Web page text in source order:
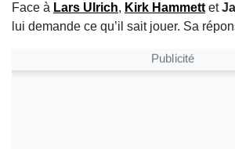
Face à Lars Ulrich, Kirk Hammett et
lui demande ce qu’il sait jouer. Sa
Publicité